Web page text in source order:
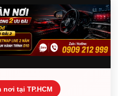
nơi tại TP.HCM